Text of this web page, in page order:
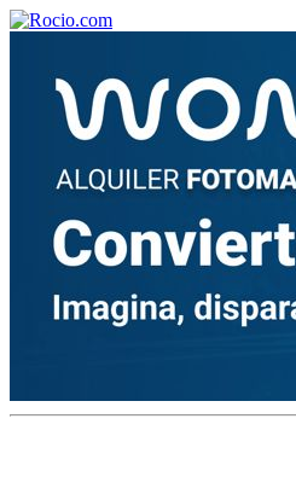
¡Bienvenido! Soy el
¿En qué puedo